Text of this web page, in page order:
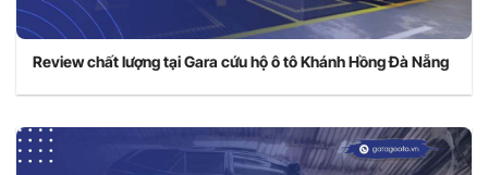
Review chất lượng tại Gara cứu hộ ô tô Khánh Hồng Đà Nẵng